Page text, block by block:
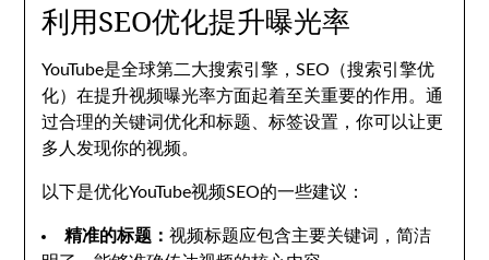
利用SEO优化提升曝光率
YouTube是全球第二大搜索引擎，SEO（搜索引擎优
化）在提升视频曝光率方面起着至关重要的作用。通
过合理的关键词优化和标题、标签设置，你可以让更
多人发现你的视频。
以下是优化YouTube视频SEO的一些建议：
精准的标题：视频标题应包含主要关键词，简洁